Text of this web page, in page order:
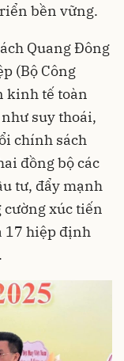
bền vững.
Quang Đông
(Bộ Công
kinh tế toàn
suy thoái,
chính sách
đồng bộ các
tư, đẩy mạnh
cường xúc tiến
17 hiệp định